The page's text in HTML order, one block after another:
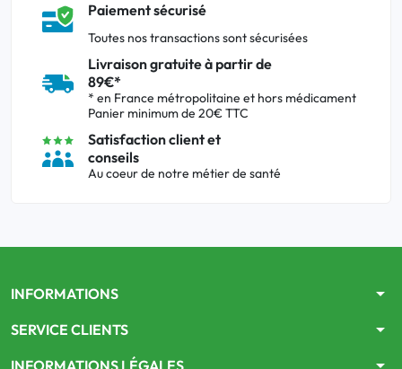
Paiement sécurisé
Toutes nos transactions sont sécurisées
Livraison gratuite à partir de
89€*
* en France métropolitaine et hors médicament
Panier minimum de 20€ TTC
Satisfaction client et
conseils
Au coeur de notre métier de santé
INFORMATIONS arrow_drop_down
SERVICE CLIENTS arrow_drop_down